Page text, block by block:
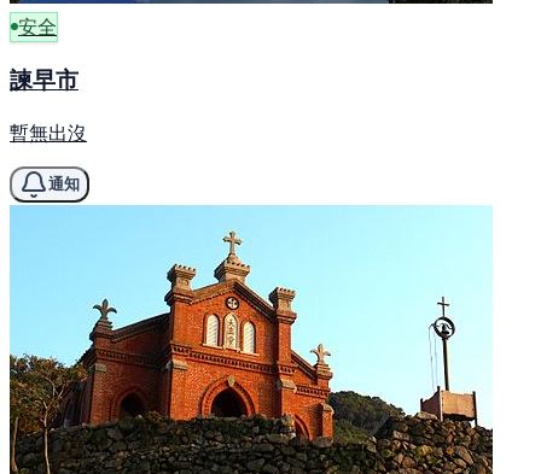
安全
諫早市
暫無出沒
通知